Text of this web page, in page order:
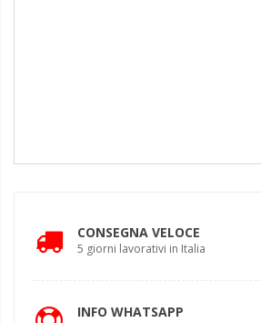
CONSEGNA VELOCE
5 giorni lavorativi in Italia
INFO WHATSAPP